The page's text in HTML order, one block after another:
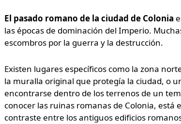
El pasado romano de la ciudad de Colonia
las épocas de dominación del Imperio.
escombros por la guerra y la destrucción.
Existen lugares específicos como la zona
la muralla original que protegía la ciudad, o
encontrarse dentro de los terrenos de un
conocer las ruinas romanas de Colonia, está
contraste entre los antiguos edificios